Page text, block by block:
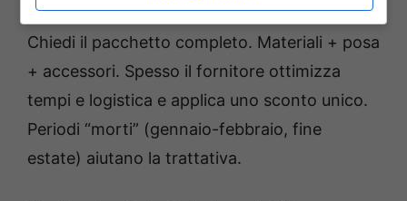
Chiedi il pacchetto completo. Materiali + posa
+ accessori. Spesso il fornitore ottimizza
tempi e logistica e applica uno sconto unico.
Periodi “morti” (gennaio-febbraio, fine
estate) aiutano la trattativa.